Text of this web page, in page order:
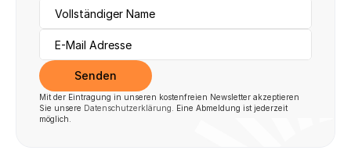
Senden
Mit der Eintragung in unseren kostenfreien Newsletter akzeptieren
Sie unsere Datenschutzerklärung . Eine Abmeldung ist jederzeit
möglich.